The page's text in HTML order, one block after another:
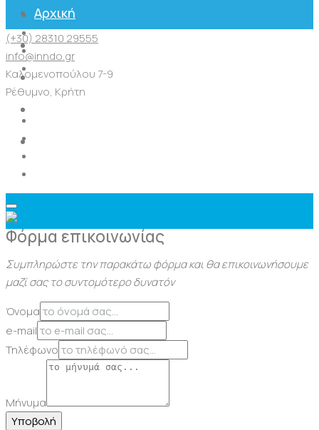
Αρχική
Υπηρεσίες
Νέα
(+30) 28310 29555
info@inndo.gr
Καλομενοπούλου 7-9
Ρέθυμνο, Κρήτη
Φόρμα επικοινωνίας
Συμπληρώστε την παρακάτω φόρμα και θα επικοινωνήσουμε
μαζί σας το συντομότερο δυνατόν
Όνομα
e-mail
Τηλέφωνο
Μήνυμα
Υποβολή